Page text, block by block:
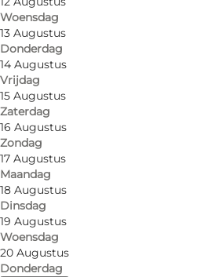
Woensdag
13 Augustus
Donderdag
14 Augustus
Vrijdag
15 Augustus
Zaterdag
16 Augustus
Zondag
17 Augustus
Maandag
18 Augustus
Dinsdag
19 Augustus
Woensdag
20 Augustus
Donderdag
We have more than 1800
for the money.
Lees meer